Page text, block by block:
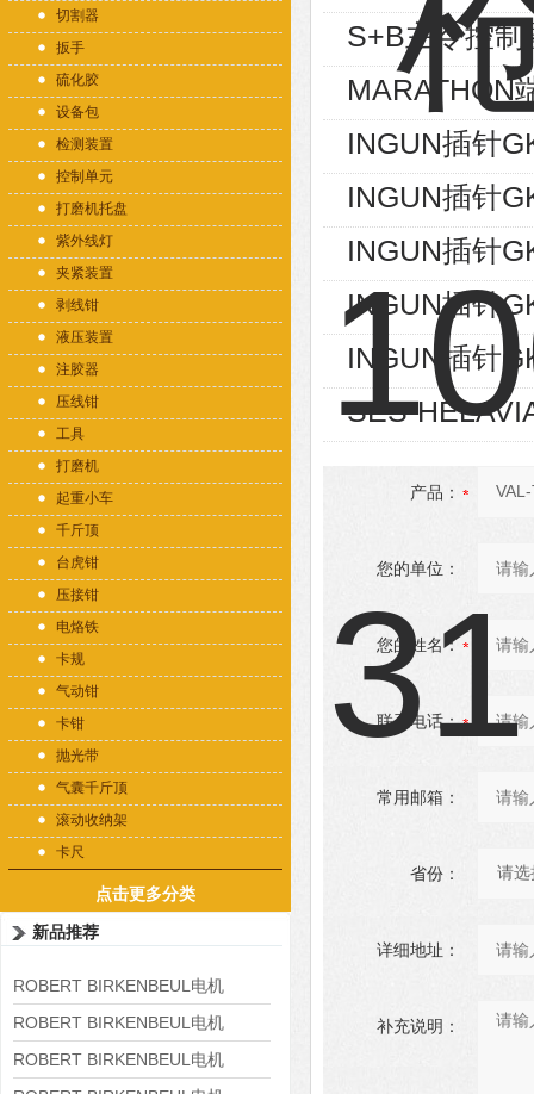
切割器
扳手
硫化胶
设备包
检测装置
控制单元
打磨机托盘
紫外线灯
夹紧装置
剥线钳
液压装置
注胶器
压线钳
工具
打磨机
起重小车
千斤顶
台虎钳
压接钳
电烙铁
卡规
气动钳
卡钳
抛光带
气囊千斤顶
滚动收纳架
卡尺
点击更多分类
新品推荐
ROBERT BIRKENBEUL电机
8APE225M-4-IE3
ROBERT BIRKENBEUL电机
8APE180L-4 IE3
ROBERT BIRKENBEUL电机
S+B主令控
MARATHON
INGUN插针
INGUN插针
INGUN插针
INGUN插针
INGUN插针
SES-
产品：
您的单位：
您的姓名：
联系电话：
常用邮箱：
省份：
详细地址：
补充说明：